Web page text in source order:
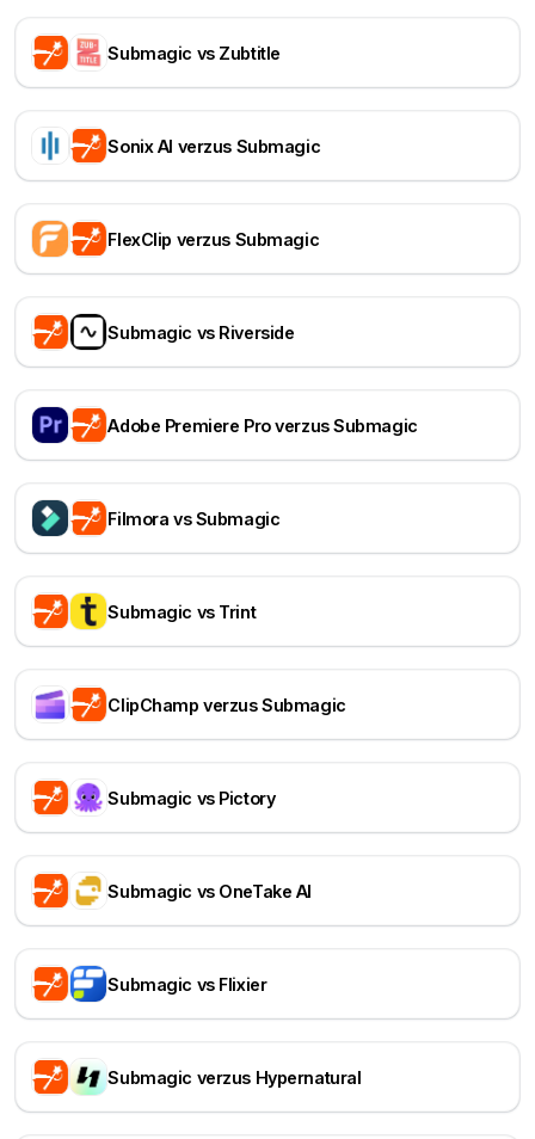
Submagic vs Zubtitle
Sonix AI verzus Submagic
FlexClip verzus Submagic
Submagic vs Riverside
Adobe Premiere Pro verzus Submagic
Filmora vs Submagic
Submagic vs Trint
ClipChamp verzus Submagic
Submagic vs Pictory
Submagic vs OneTake AI
Submagic vs Flixier
Submagic verzus Hypernatural